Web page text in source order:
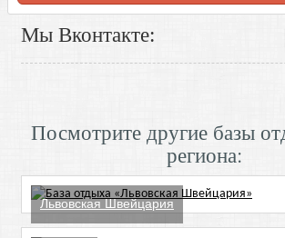
Мы Вконтакте:
Посмотрите другие базы
региона:
Львовская Швейцария